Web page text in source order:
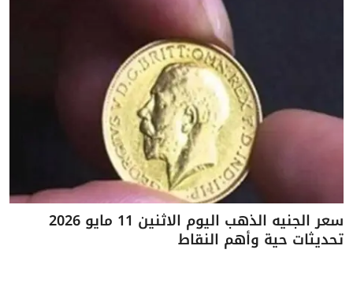
سعر الجنيه الذهب اليوم الاثنين 11 مايو 2026
تحديثات حية وأهم النقاط